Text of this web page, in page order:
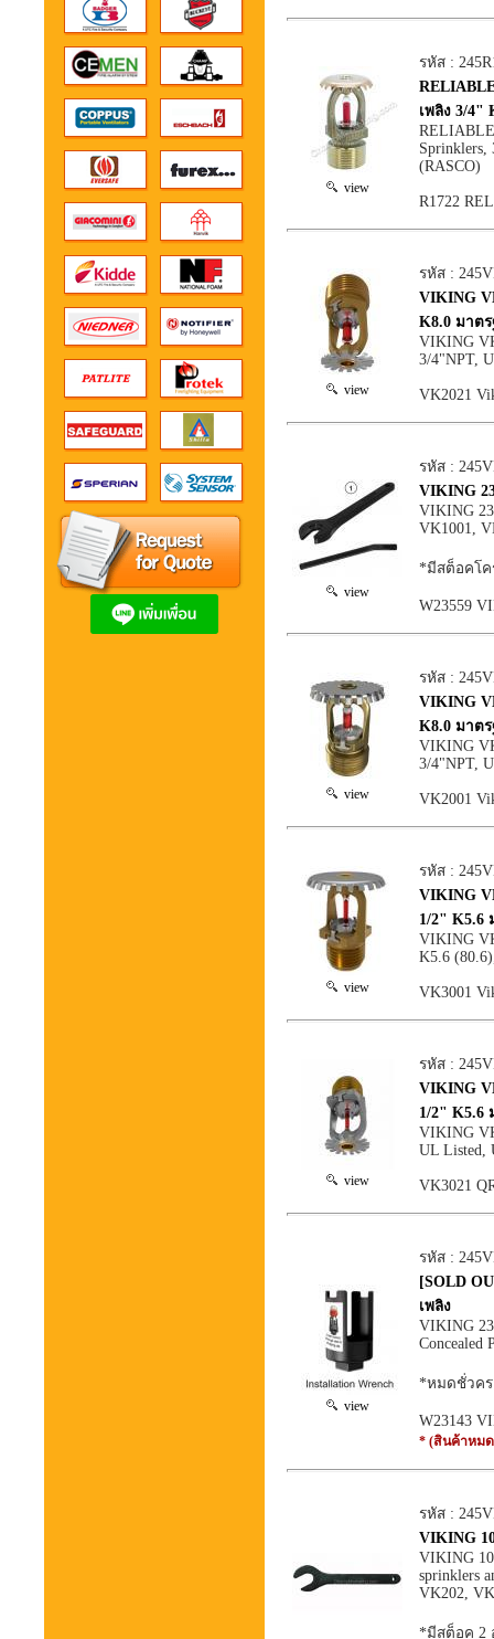
view
รหัส :
เพลิง 3/4"
RELIABLE
(RASCO)
R1722
view
รหัส :
VIKING
K8.0 มาต
VIKING
3/4"NPT,
VK2021
view
รหัส :
VIKING
VIKING
VK1001,
*มีสต็อคโค
W23559
view
รหัส :
VIKING
K8.0 มาต
VIKING
3/4"NPT,
VK2001
view
รหัส :
VIKING
1/2" K5.6
VIKING
K5.6
VK3001
view
รหัส :
VIKING
1/2" K5.6
VIKING
UL Listed,
VK3021
view
รหัส :
[SOLD
เพลิง
VIKING
Concealed
*หมดชั่วคร
W23143
* (สินค้าหม
รหัส :
VIKING
VIKING
sprinklers
VK202,
*มีสต็อค 2